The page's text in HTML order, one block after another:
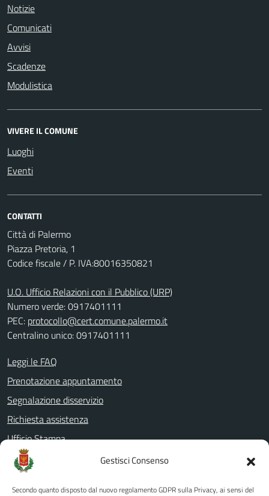
Gestisci Consenso
Secondo quanto disposto dal nuovo regolamento GDPR sulla Privacy, ai sensi del
Notizie
Comunicati
Avvisi
Scadenze
Modulistica
VIVERE IL COMUNE
Luoghi
Eventi
CONTATTI
Città di Palermo
Piazza Pretoria, 1
Codice fiscale / P. IVA:80016350821
U.O. Ufficio Relazioni con il Pubblico (URP)
Numero verde: 0917401111
PEC: protocollo@cert.comune.palermo.it
Centralino unico: 0917401111
Leggi le FAQ
Prenotazione appuntamento
Segnalazione disservizio
Richiesta assistenza
Ufficio Stampa
Amministrazione Trasparente
Albo pretorio